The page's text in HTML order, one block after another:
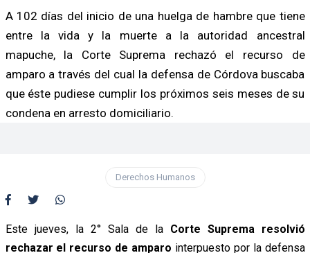
A 102 días del inicio de una huelga de hambre que tiene
entre la vida y la muerte a la autoridad ancestral
mapuche, la Corte Suprema rechazó el recurso de
amparo a través del cual la defensa de Córdova buscaba
que éste pudiese cumplir los próximos seis meses de su
condena en arresto domiciliario.
Derechos Humanos
Este jueves, la 2° Sala de laCorte Suprema
resolvió
rechazar el recurso de amparo interpuesto por la defensa